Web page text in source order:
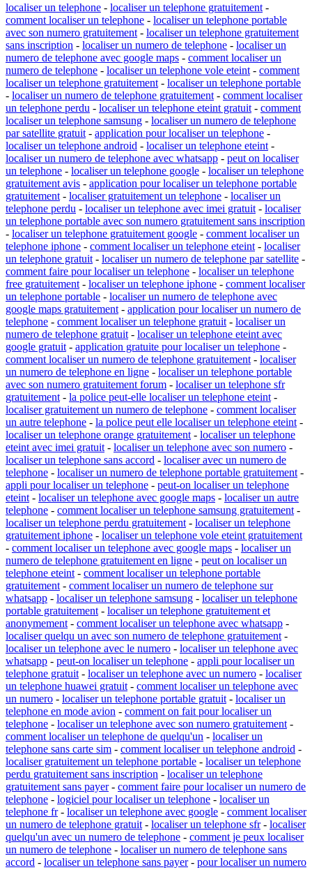
localiser un telephone - localiser un telephone gratuitement -
comment localiser un telephone - localiser un telephone portable
avec son numero gratuitement - localiser un telephone gratuitement
sans inscription - localiser un numero de telephone - localiser un
numero de telephone avec google maps - comment localiser un
numero de telephone - localiser un telephone vole eteint - comment
localiser un telephone gratuitement - localiser un telephone portable
- localiser un numero de telephone gratuitement - comment localiser
un telephone perdu - localiser un telephone eteint gratuit - comment
localiser un telephone samsung - localiser un numero de telephone
par satellite gratuit - application pour localiser un telephone -
localiser un telephone android - localiser un telephone eteint -
localiser un numero de telephone avec whatsapp - peut on localiser
un telephone - localiser un telephone google - localiser un telephone
gratuitement avis - application pour localiser un telephone portable
gratuitement - localiser gratuitement un telephone - localiser un
telephone perdu - localiser un telephone avec imei gratuit - localiser
un telephone portable avec son numero gratuitement sans inscription
- localiser un telephone gratuitement google - comment localiser un
telephone iphone - comment localiser un telephone eteint - localiser
un telephone gratuit - localiser un numero de telephone par satellite -
comment faire pour localiser un telephone - localiser un telephone
free gratuitement - localiser un telephone iphone - comment localiser
un telephone portable - localiser un numero de telephone avec
google maps gratuitement - application pour localiser un numero de
telephone - comment localiser un telephone gratuit - localiser un
numero de telephone gratuit - localiser un telephone eteint avec
google gratuit - application gratuite pour localiser un telephone -
comment localiser un numero de telephone gratuitement - localiser
un numero de telephone en ligne - localiser un telephone portable
avec son numero gratuitement forum - localiser un telephone sfr
gratuitement - la police peut-elle localiser un telephone eteint -
localiser gratuitement un numero de telephone - comment localiser
un autre telephone - la police peut elle localiser un telephone eteint -
localiser un telephone orange gratuitement - localiser un telephone
eteint avec imei gratuit - localiser un telephone avec son numero -
localiser un telephone sans accord - localiser avec un numero de
telephone - localiser un numero de telephone portable gratuitement -
appli pour localiser un telephone - peut-on localiser un telephone
eteint - localiser un telephone avec google maps - localiser un autre
telephone - comment localiser un telephone samsung gratuitement -
localiser un telephone perdu gratuitement - localiser un telephone
gratuitement iphone - localiser un telephone vole eteint gratuitement
- comment localiser un telephone avec google maps - localiser un
numero de telephone gratuitement en ligne - peut on localiser un
telephone eteint - comment localiser un telephone portable
gratuitement - comment localiser un numero de telephone sur
whatsapp - localiser un telephone samsung - localiser un telephone
portable gratuitement - localiser un telephone gratuitement et
anonymement - comment localiser un telephone avec whatsapp -
localiser quelqu un avec son numero de telephone gratuitement -
localiser un telephone avec le numero - localiser un telephone avec
whatsapp - peut-on localiser un telephone - appli pour localiser un
telephone gratuit - localiser un telephone avec un numero - localiser
un telephone huawei gratuit - comment localiser un telephone avec
un numero - localiser un telephone portable gratuit - localiser un
telephone en mode avion - comment on fait pour localiser un
telephone - localiser un telephone avec son numero gratuitement -
comment localiser un telephone de quelqu'un - localiser un
telephone sans carte sim - comment localiser un telephone android -
localiser gratuitement un telephone portable - localiser un telephone
perdu gratuitement sans inscription - localiser un telephone
gratuitement sans payer- comment faire pour localiser un numero de
telephone - logiciel pour localiser un telephone - localiser un
telephone fr- localiser un telephone avec google - comment localiser
un numero de telephone gratuit - localiser un telephone sfr- localiser
quelqu'un avec un numero de telephone - comment je peux localiser
un numero de telephone - localiser un numero de telephone sans
accord - localiser un telephone sans payer- pour localiser un numero